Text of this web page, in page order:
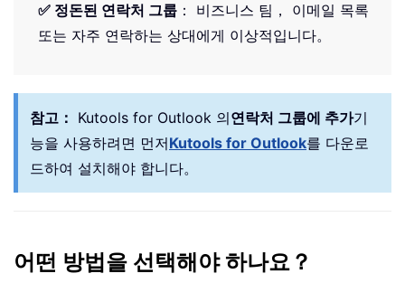
✅ 정돈된 연락처 그룹 ： 비즈니스 팀， 이메일 목록
또는 자주 연락하는 상대에게 이상적입니다。
참고： Kutools for Outlook 의연락처 그룹에 추가기
능을 사용하려면 먼저Kutools for Outlook를 다운로
드하여 설치해야 합니다。
어떤 방법을 선택해야 하나요？